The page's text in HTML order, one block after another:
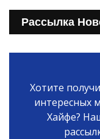
Рассылка
Хотите
интересных
Хайфе?